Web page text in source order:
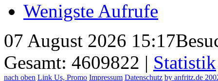
Wenigste Aufrufe
07 August 2026 15:17
Gesamt: 4609822 | Statistik
nach oben Link Us, Promo Impressum Datenschutz by anfritz.de